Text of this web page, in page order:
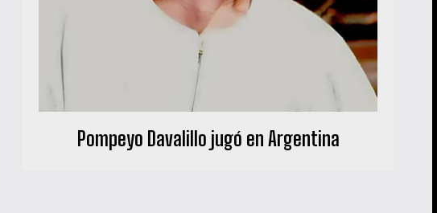
Pompeyo Davalillo jugó en Argentina